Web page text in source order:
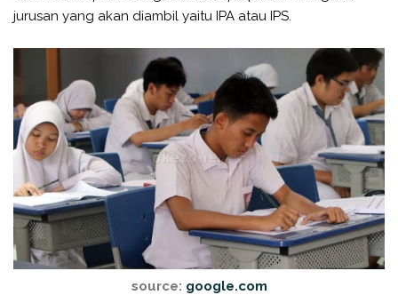
jurusan yang akan diambil yaitu IPA atau IPS.
source: google.com